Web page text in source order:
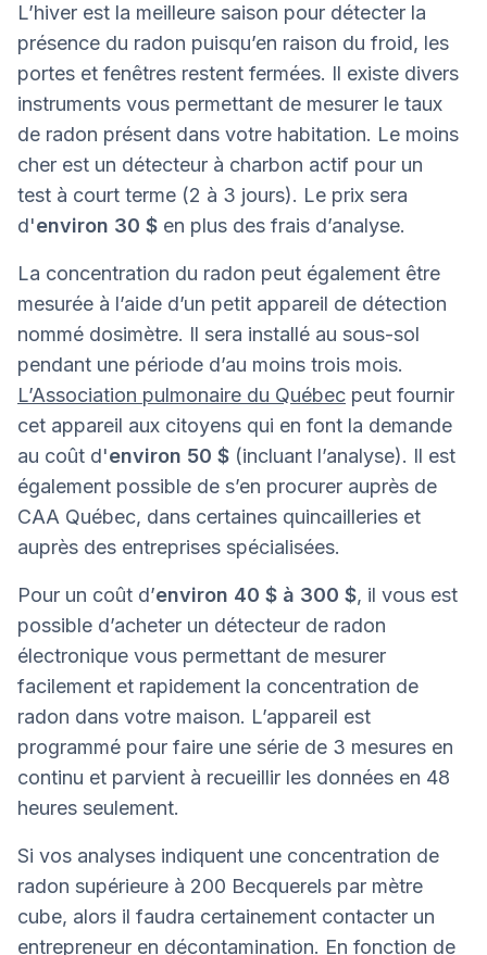
L’hiver est la meilleure saison pour détecter la
présence du radon puisqu’en raison du froid, les
portes et fenêtres restent fermées. Il existe divers
instruments vous permettant de mesurer le taux
de radon présent dans votre habitation. Le moins
cher est un détecteur à charbon actif pour un
test à court terme (2 à 3 jours). Le prix sera
d'environ 30 $ en plus des frais d’analyse.
La concentration du radon peut également être
mesurée à l’aide d’un petit appareil de détection
nommé dosimètre. Il sera installé au sous-sol
pendant une période d’au moins trois mois.
L’Association pulmonaire du Québec peut fournir
cet appareil aux citoyens qui en font la demande
au coût d'environ 50 $ (incluant l’analyse). Il est
également possible de s’en procurer auprès de
CAA Québec, dans certaines quincailleries et
auprès des entreprises spécialisées.
Pour un coût d’environ 40 $ à 300 $, il vous est
possible d’acheter un détecteur de radon
électronique vous permettant de mesurer
facilement et rapidement la concentration de
radon dans votre maison. L’appareil est
programmé pour faire une série de 3 mesures en
continu et parvient à recueillir les données en 48
heures seulement.
Si vos analyses indiquent une concentration de
radon supérieure à 200 Becquerels par mètre
cube, alors il faudra certainement contacter un
entrepreneur en décontamination. En fonction de